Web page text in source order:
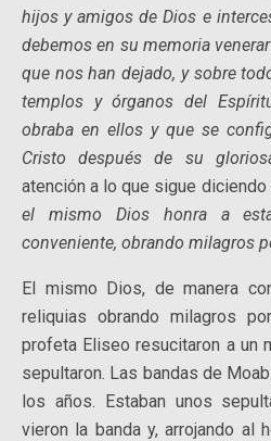
hijos y amigos de Dios e
debemos en su memoria
que nos han dejado, y sobre
templos y órganos del
obraba en ellos y que se
Cristo después de su
atención a lo que sigue diciendo
el mismo Dios honra a
conveniente, obrando milagros
El mismo Dios, de manera
reliquias obrando milagros
profeta Eliseo resucitaron a un
sepultaron. Las bandas de
los años. Estaban unos
vieron la banda y, arrojando al